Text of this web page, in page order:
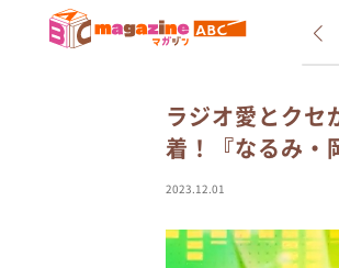
新着 インタビュー
ラジオ愛とクセ
着！『なるみ
2023.12.01